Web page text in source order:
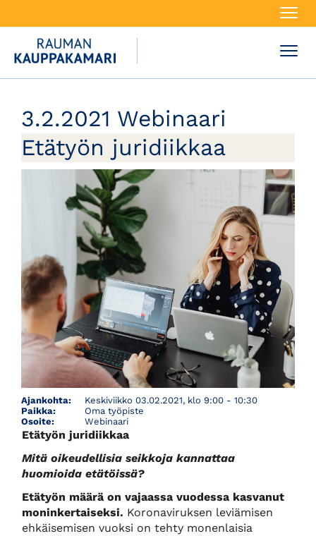
3.2.2021 Webinaari
Etätyön juridiikkaa
Ajankohta:
Keskiviikko 03.02.2021, klo 9:00 - 10:30
Paikka:
Oma työpiste
Osoite:
Webinaari
Etätyön juridiikkaa
Mitä oikeudellisia seikkoja kannattaa
huomioida etätöissä?
Etätyön määrä on vajaassa vuodessa kasvanut
moninkertaiseksi. Koronaviruksen leviämisen
ehkäisemisen vuoksi on tehty monenlaisia